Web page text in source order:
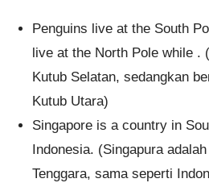
Penguins live at the South
live at the North Pole while .
Kutub Selatan, sedangkan
Kutub Utara)
Singapore is a country in
Indonesia. (Singapura
Tenggara, sama seperti